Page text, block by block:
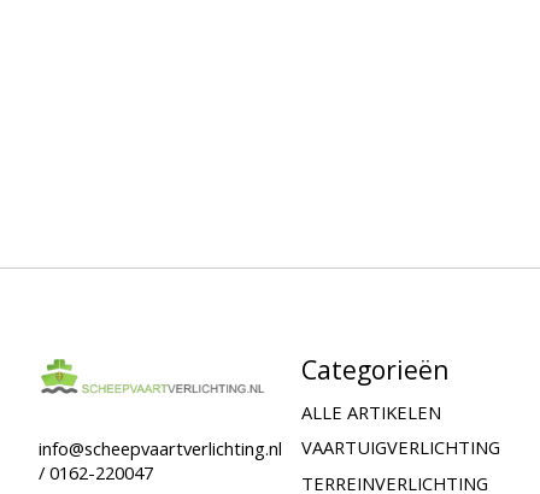
info@scheepvaartverlichting.nl
/ 0162-220047
Categorieën
ALLE ARTIKELEN
VAARTUIGVERLICHTING
TERREINVERLICHTING